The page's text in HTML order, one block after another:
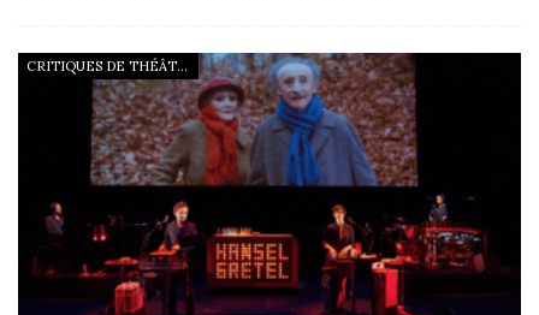
CRITIQUES DE THÉÂTRE